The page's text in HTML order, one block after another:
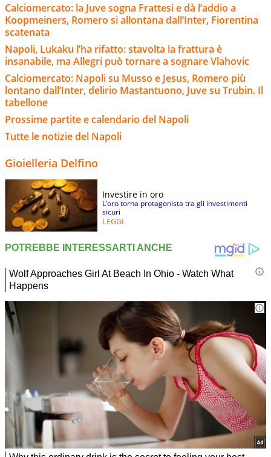
Calciomercato: la Juve sogna Frattesi e dà l’addio a
Koopmeiners, Romero si allontana dall’Inter, Fiorentina
scatenata
Napoli, Lukaku l’ha rifatto: stavolta la frattura è
insanabile, ma Allegri può tornare a sognare Vlahovic
Calciomercato: Napoli su Musso e Jesus, Romero più
lontano dall’Inter, delirio Mastantuono, Juve su Trubin. Il
tabellone
Prossime partite e calendario del Napoli
Tutte le notizie del Napoli
Gioielleria Delfino
Investire in oro
L’oro torna protagonista tra gli investimenti
sicuri
LEGGI